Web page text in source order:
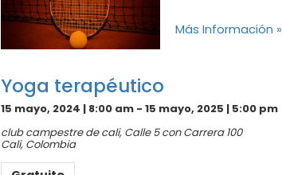
Más Información »
Yoga terapéutico
15 mayo, 2024 | 8:00 am - 15 mayo, 2025 | 5:00 pm
club campestre de cali, Calle 5 con Carrera 100
Cali, Colombia